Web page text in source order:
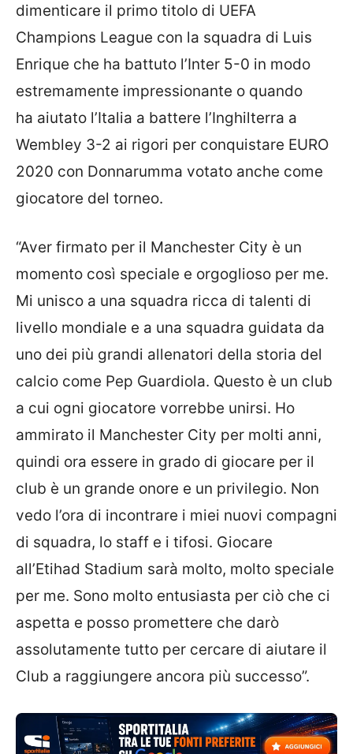
dimenticare il primo titolo di UEFA
Champions League con la squadra di Luis
Enrique che ha battuto l’Inter 5-0 in modo
estremamente impressionante o quando
ha aiutato l’Italia a battere l’Inghilterra a
Wembley 3-2 ai rigori per conquistare EURO
2020 con Donnarumma votato anche come
giocatore del torneo.
“Aver firmato per il Manchester City è un
momento così speciale e orgoglioso per me.
Mi unisco a una squadra ricca di talenti di
livello mondiale e a una squadra guidata da
uno dei più grandi allenatori della storia del
calcio come Pep Guardiola. Questo è un club
a cui ogni giocatore vorrebbe unirsi. Ho
ammirato il Manchester City per molti anni,
quindi ora essere in grado di giocare per il
club è un grande onore e un privilegio. Non
vedo l’ora di incontrare i miei nuovi compagni
di squadra, lo staff e i tifosi. Giocare
all’Etihad Stadium sarà molto, molto speciale
per me. Sono molto entusiasta per ciò che ci
aspetta e posso promettere che darò
assolutamente tutto per cercare di aiutare il
Club a raggiungere ancora più successo”.